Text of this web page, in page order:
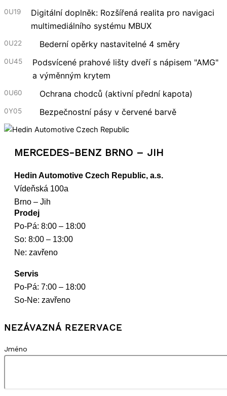
0U19
Digitální doplněk: Rozšířená realita pro navigaci
multimediálního systému MBUX
0U22 Bederní opěrky nastavitelné 4 směry
0U45
Podsvícené prahové lišty dveří s nápisem "AMG"
a výměnným krytem
0U60 Ochrana chodců (aktivní přední kapota)
0Y05 Bezpečnostní pásy v červené barvě
MERCEDES-BENZ BRNO – JIH
Hedin Automotive Czech Republic, a.s.
Vídeňská 100a
Brno – Jih
Prodej
Po-Pá: 8:00 – 18:00
So: 8:00 – 13:00
Ne: zavřeno
Servis
Po-Pá: 7:00 – 18:00
So-Ne: zavřeno
NEZÁVAZNÁ REZERVACE
Jméno